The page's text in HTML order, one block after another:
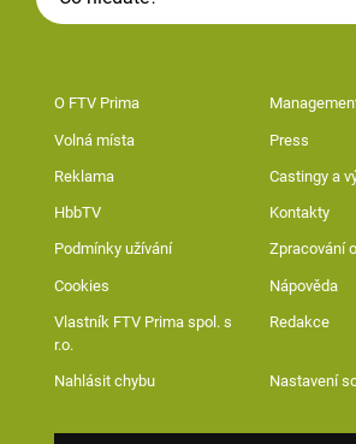
O FTV Prima
Volná místa Press
Reklama Castingy a
HbbTV Kontakty
Podmínky užívání Zpracování
Cookies Nápověda
Vlastník FTV Prima spol. s
r.o.
Redakce
Nahlásit chybu Nastavení